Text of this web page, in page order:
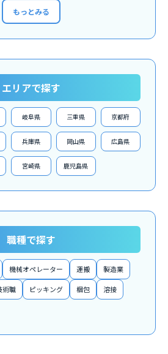
もっとみる
エリアで探す
岐阜県 三重県 京都府
兵庫県 岡山県 広島県
宮崎県 鹿児島県
職種で探す
機械オペレーター 運搬 製造業
術職 ピッキング 梱包 溶接